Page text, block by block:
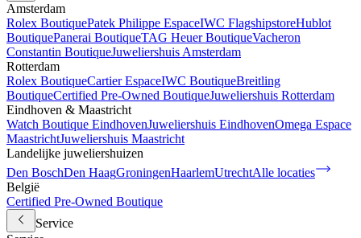
Amsterdam
Rolex BoutiquePatek Philippe EspaceIWC FlagshipstoreHublot
BoutiquePanerai BoutiqueTAG Heuer BoutiqueVacheron
Constantin BoutiqueJuweliershuis Amsterdam
Rotterdam
Rolex BoutiqueCartier EspaceIWC BoutiqueBreitling
BoutiqueCertified Pre-Owned BoutiqueJuweliershuis Rotterdam
Eindhoven & Maastricht
Watch Boutique EindhovenJuweliershuis EindhovenOmega Espace
MaastrichtJuweliershuis Maastricht
Landelijke juweliershuizen
Den BoschDen HaagGroningenHaarlemUtrechtAlle locaties
België
Certified Pre-Owned Boutique
Service